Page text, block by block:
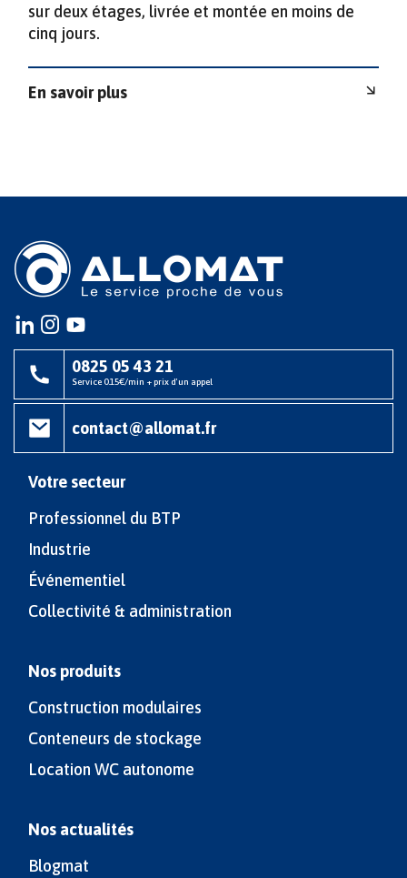
sur deux étages, livrée et montée en moins de
cinq jours.
En savoir plus
Instagram
instagram
youtube
0825 05 43 21
Service 0.15€/min + prix d'un appel
contact@allomat.fr
Votre secteur
Professionnel du BTP
Industrie
Événementiel
Collectivité & administration
Nos produits
Construction modulaires
Conteneurs de stockage
Location WC autonome
Nos actualités
Blogmat